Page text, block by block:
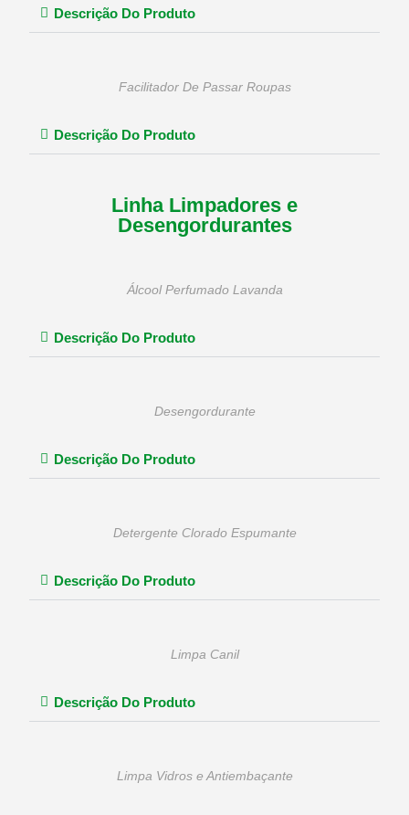
Descrição Do Produto
Facilitador De Passar Roupas
Descrição Do Produto
Linha Limpadores e
Desengordurantes
Álcool Perfumado Lavanda
Descrição Do Produto
Desengordurante
Descrição Do Produto
Detergente Clorado Espumante
Descrição Do Produto
Limpa Canil
Descrição Do Produto
Limpa Vidros e Antiembaçante